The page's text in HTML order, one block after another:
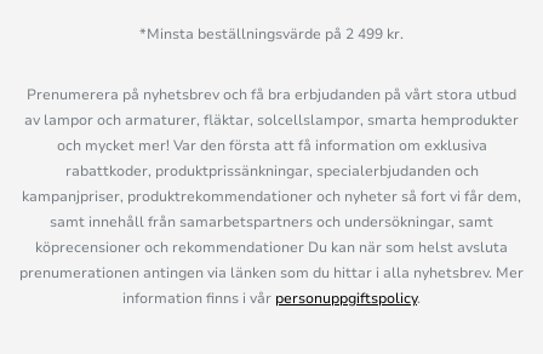
*Minsta beställningsvärde på 2 499 kr.
Prenumerera på nyhetsbrev och få bra erbjudanden på vårt stora utbud
av lampor och armaturer, fläktar, solcellslampor, smarta hemprodukter
och mycket mer! Var den första att få information om exklusiva
rabattkoder, produktprissänkningar, specialerbjudanden och
kampanjpriser, produktrekommendationer och nyheter så fort vi får dem,
samt innehåll från samarbetspartners och undersökningar, samt
köprecensioner och rekommendationer Du kan när som helst avsluta
prenumerationen antingen via länken som du hittar i alla nyhetsbrev. Mer
information finns i vår personuppgiftspolicy.